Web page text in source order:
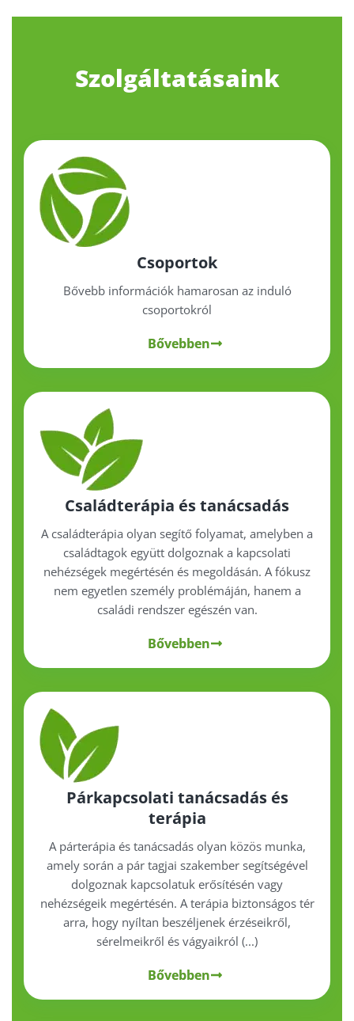
Szolgáltatásaink
Párkapcsolati tanácsadás és
terápia
A párterápia és tanácsadás olyan közös munka,
amely során a pár tagjai szakember segítségével
dolgoznak kapcsolatuk erősítésén vagy
nehézségeik megértésén. A terápia biztonságos tér
arra, hogy nyíltan beszéljenek érzéseikről,
sérelmeikről és vágyaikról (...)
Bővebben
Családterápia és tanácsadás
A családterápia olyan segítő folyamat, amelyben a
családtagok együtt dolgoznak a kapcsolati
nehézségek megértésén és megoldásán. A fókusz
nem egyetlen személy problémáján, hanem a
családi rendszer egészén van.
Bővebben
Csoportok
Bővebb információk hamarosan az induló
csoportokról
Bővebben